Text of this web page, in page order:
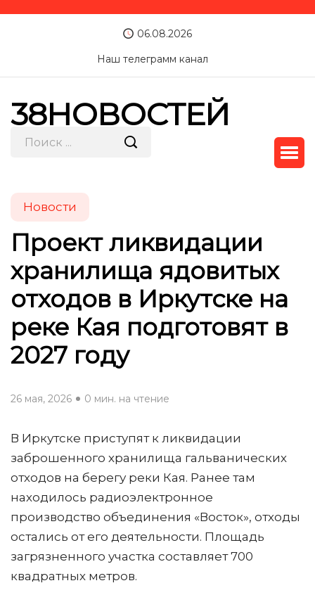
06.08.2026
Наш телеграмм канал
38НОВОСТЕЙ
Новости
Проект ликвидации
хранилища ядовитых
отходов в Иркутске на
реке Кая подготовят в
2027 году
26 мая, 2026 0 мин. на чтение
В Иркутске приступят к ликвидации
заброшенного хранилища гальванических
отходов на берегу реки Кая. Ранее там
находилось радиоэлектронное
производство объединения «Восток», отходы
остались от его деятельности. Площадь
загрязненного участка составляет 700
квадратных метров.